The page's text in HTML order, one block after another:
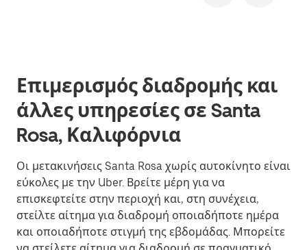
Επιμερισμός διαδρομής και
άλλες υπηρεσίες σε Santa
Rosa, Καλιφόρνια
Οι μετακινήσεις Santa Rosa χωρίς αυτοκίνητο είναι
εύκολες με την Uber. Βρείτε μέρη για να
επισκεφτείτε στην περιοχή και, στη συνέχεια,
στείλτε αίτημα για διαδρομή οποιαδήποτε ημέρα
και οποιαδήποτε στιγμή της εβδομάδας. Μπορείτε